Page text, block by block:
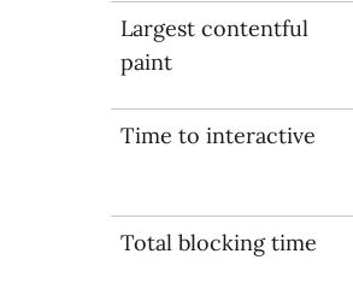
Largest contentful
paint
Time to interactive
Total blocking time